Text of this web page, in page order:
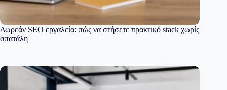
Δωρεάν SEO εργαλεία: πώς να στήσετε πρακτικό stack χωρίς
σπατάλη